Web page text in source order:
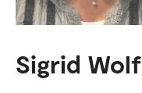
Sigrid Wolf